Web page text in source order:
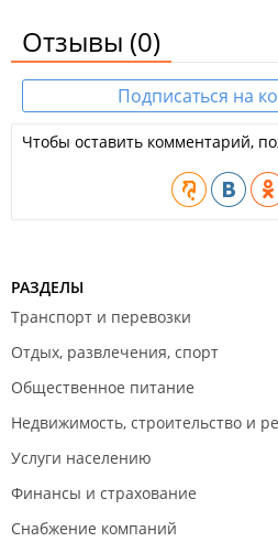
Диваны с независимыми
Диваны на высоких опорах;
Угловые диваны;
Кресла-кровати;
Матрасы различной степени
Мебель можно приобрести как из
индивидуальными
Филиал находится в ТЦ "
Отзывы (0)
Подписаться на
Чтобы оставить комментарий,
РАЗДЕЛЫ
Транспорт и перевозки
Отдых, развлечения, спорт
Общественное питание
Недвижимость, строительство и
Услуги населению
Финансы и страхование
Снабжение компаний